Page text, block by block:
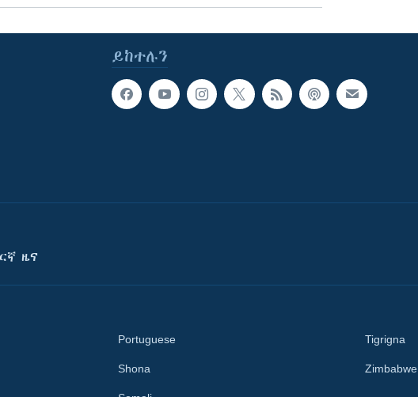
ይከተሉን
ዜና
Portuguese
Shona
Tigrigna
Zimbabwe